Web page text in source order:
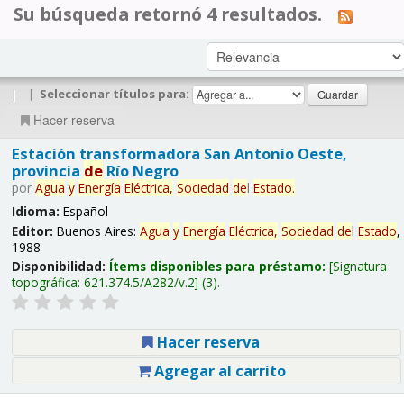
Su búsqueda retornó 4 resultados.
| | Seleccionar títulos para:
Hacer reserva
Estación transformadora San Antonio Oeste,
provincia deRío Negro
por Agua y Energía Eléctrica, Sociedad del Estado.
Idioma: Español
Editor: Buenos Aires: Agua y Energía Eléctrica, Sociedad del Estado,
1988
Disponibilidad: Ítems disponibles para préstamo: Signatura
topográfica: 621.374.5/A282/v.2 (3).
Hacer reserva
Agregar al carrito